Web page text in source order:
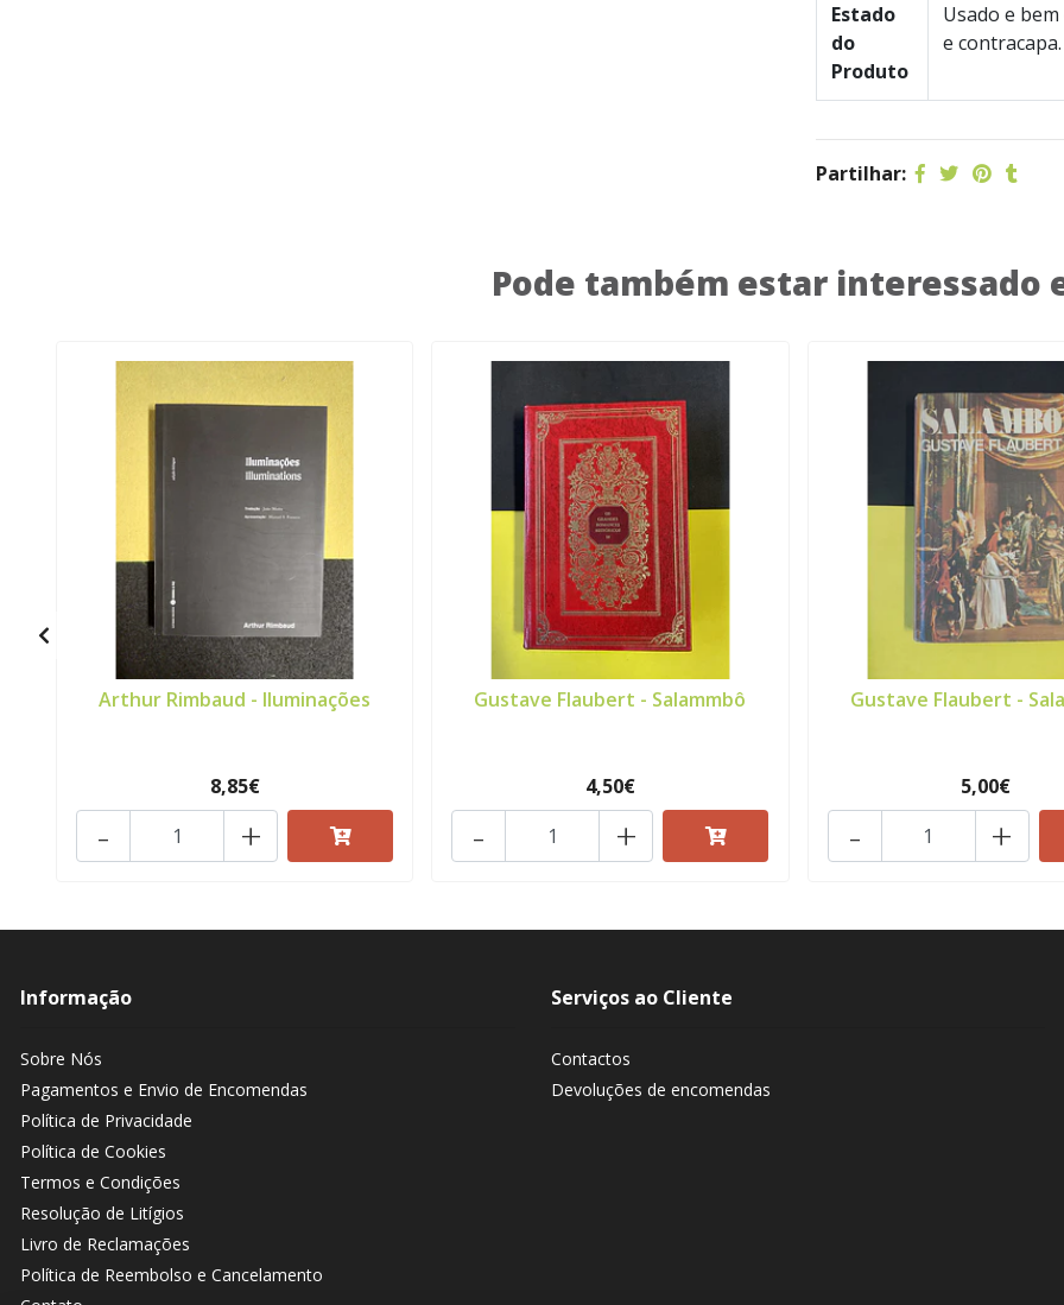
Estado
do
Produto
Usado e
e
Partilhar:
Pode também estar interessado
Arthur Rimbaud - Iluminações
8,85€
+
-
Gustave Flaubert - Salammbô
4,50€
+
-
Gustave Flaubert -
5,00€
+
-
Informação
Sobre Nós
Pagamentos e Envio de Encomendas
Política de Privacidade
Política de Cookies
Termos e Condições
Resolução de Litígios
Livro de Reclamações
Política de Reembolso e Cancelamento
Serviços ao Cliente
Contactos
Devoluções de encomendas